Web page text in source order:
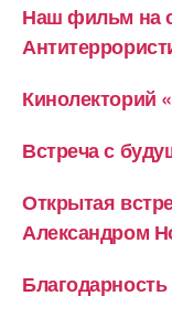
Наш фильм на
Кинолекторий
Встреча с
Открытая
Александром